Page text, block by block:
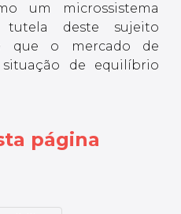
um microssistema
deste sujeito
que o mercado de
situação de equilíbrio
página